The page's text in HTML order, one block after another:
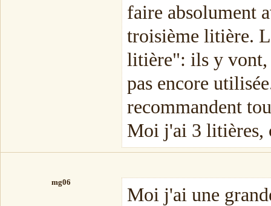
faire absolument
troisième litière.
litière": ils y vont,
pas encore
recommandent
Moi j'ai 3 litières,
mg06
Moi j'ai une